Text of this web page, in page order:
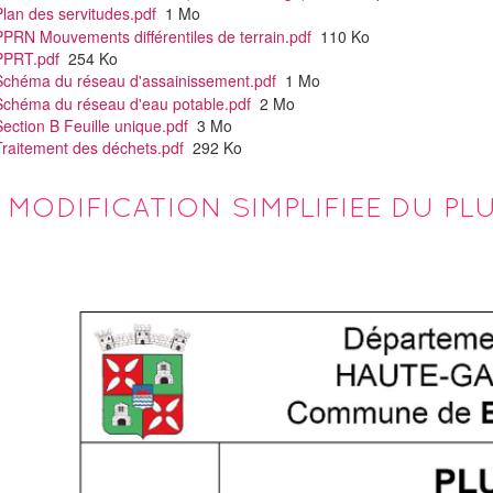
des servitudes.pdf 1 Mo
Mouvements différentiles de terrain.pdf 110 Ko
254 Ko
du réseau d'assainissement.pdf 1 Mo
du réseau d'eau potable.pdf 2 Mo
B Feuille unique.pdf 3 Mo
des déchets.pdf 292 Ko
MODIFICATION SIMPLIFIEE DU